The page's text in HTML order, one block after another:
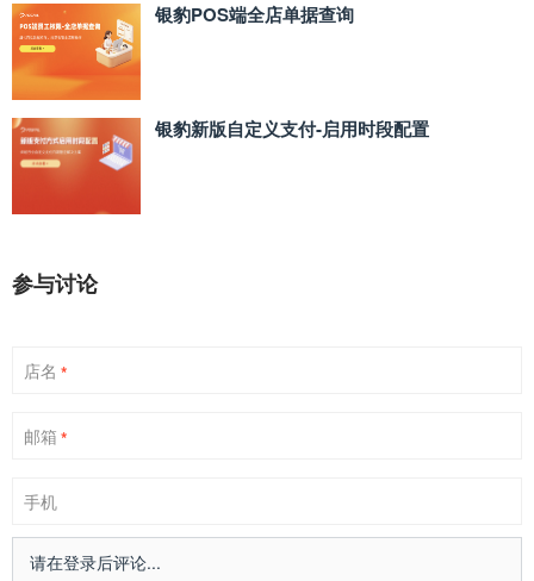
银豹POS端全店单据查询
银豹新版自定义支付‑启用时段配置
参与讨论
店名 *
邮箱 *
手机